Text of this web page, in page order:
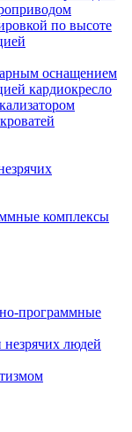
по высоте
оснащением
кардиокресло
комплексы
программные
людей